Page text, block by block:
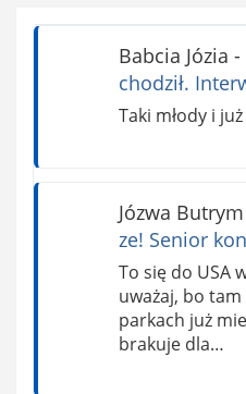
Babcia Józia -
chodził.
Taki młody i
Józwa Butrym
ze! Senior
To się do USA
uważaj, bo
parkach już
brakuje dla…